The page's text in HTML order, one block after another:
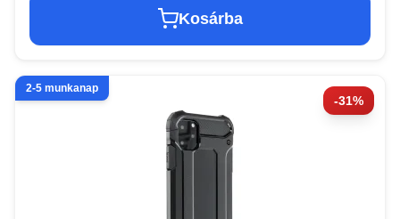
Kosárba
-31%
2-5 munkanap